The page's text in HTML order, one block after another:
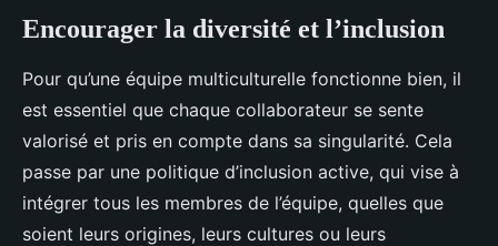
Encourager la diversité et l’inclusion
Pour qu’une équipe multiculturelle fonctionne bien, il
est essentiel que chaque collaborateur se sente
valorisé et pris en compte dans sa singularité. Cela
passe par une politique d’inclusion active, qui vise à
intégrer tous les membres de l’équipe, quelles que
soient leurs origines, leurs cultures ou leurs